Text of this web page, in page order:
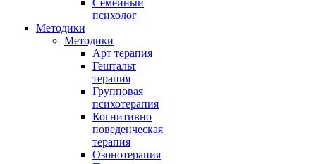
Семейный
психолог
Методики
Методики
Арт терапия
Гештальт
терапия
Групповая
психотерапия
Когнитивно
поведенческая
терапия
Озонотерапия